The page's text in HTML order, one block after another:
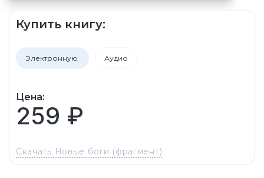
Купить книгу:
Электронную Аудио
Цена:
259 ₽
Скачать Новые боги (фрагмент)